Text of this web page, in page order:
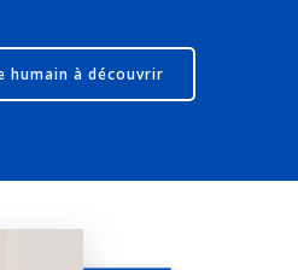
humain à découvrir